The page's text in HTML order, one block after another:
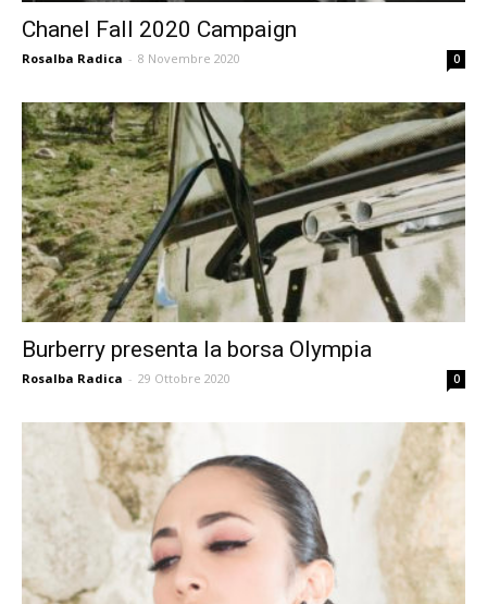
Chanel Fall 2020 Campaign
Rosalba Radica - 8 Novembre 2020 0
Burberry presenta la borsa Olympia
Rosalba Radica - 29 Ottobre 2020 0